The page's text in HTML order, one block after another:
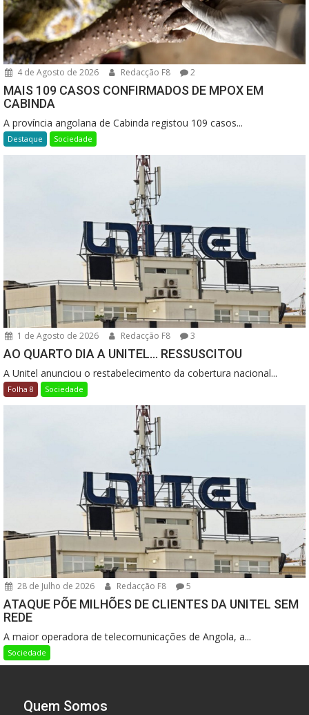
4 de Agosto de 2026 Redacção F8 2
MAIS 109 CASOS CONFIRMADOS DE MPOX EM
CABINDA
A província angolana de Cabinda registou 109 casos...
Destaque Sociedade
1 de Agosto de 2026 Redacção F8 3
AO QUARTO DIA A UNITEL… RESSUSCITOU
A Unitel anunciou o restabelecimento da cobertura nacional...
Folha 8 Sociedade
28 de Julho de 2026 Redacção F8 5
ATAQUE PÕE MILHÕES DE CLIENTES DA UNITEL SEM
REDE
A maior operadora de telecomunicações de Angola, a...
Sociedade
Quem Somos